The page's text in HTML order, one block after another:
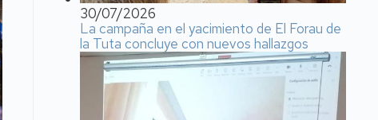
30/07/2026
La campaña en el yacimiento de El Forau de
la Tuta concluye con nuevos hallazgos